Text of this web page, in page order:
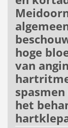
hoge
van
het